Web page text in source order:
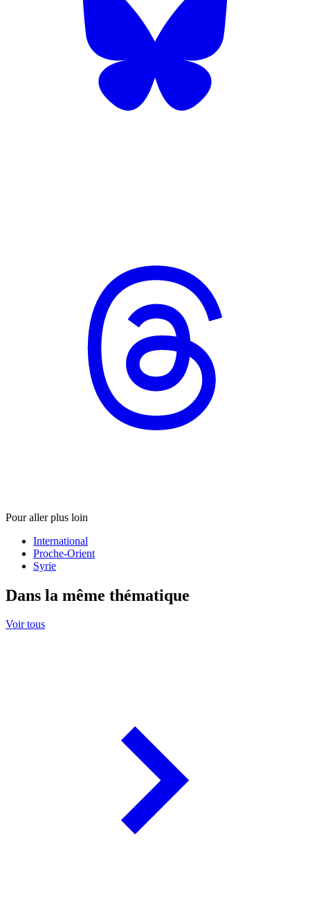
Pour aller plus loin
International
Proche-Orient
Syrie
Dans la même thématique
Voir tous